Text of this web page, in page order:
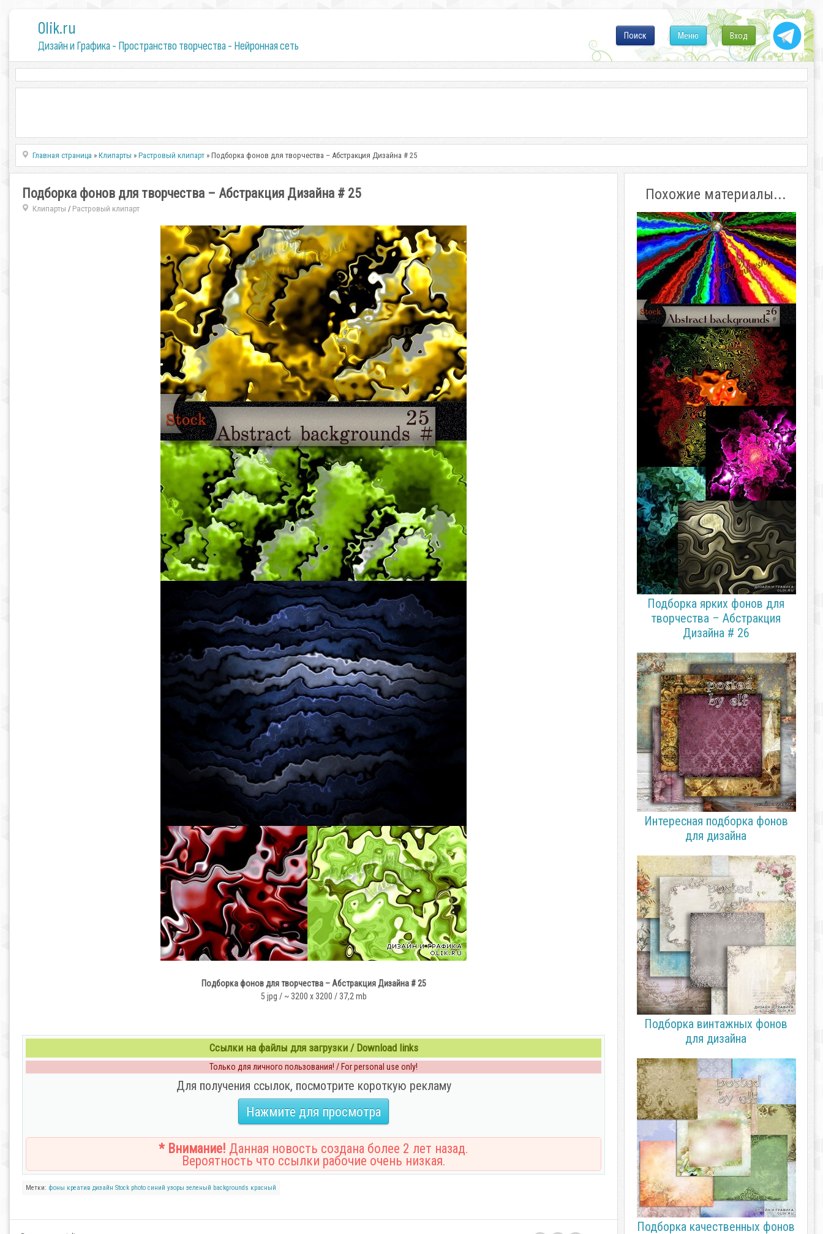
0lik.ru
Дизайн и Графика - Пространство творчества - Нейронная сеть
Вход
Меню
Поиск
Главная страница »Клипарты »Растровый клипарт » Подборка фонов для творчества – Абстракция Дизайна # 25
Подборка фонов для творчества – Абстракция Дизайна # 25
Клипарты / Растровый клипарт
Подборка фонов для творчества – Абстракция Дизайна # 25
5 jpg / ~ 3200 x 3200 / 37,2 mb
Ссылки на файлы для загрузки / Download links
Только для личного пользования! / For personal use only!
Для получения ссылок, посмотрите короткую рекламу
Нажмите для просмотра
* Внимание! Данная новость создана более 2 лет назад.
Вероятность что ссылки рабочие очень низкая.
Метки: фоны креатив дизайн Stock photo синий узоры зеленый backgrounds красный
Похожие материалы...
Подборка ярких фонов для
творчества – Абстракция
Дизайна # 26
Интересная подборка фонов
для дизайна
Подборка винтажных фонов
для дизайна
Подборка качественных фонов